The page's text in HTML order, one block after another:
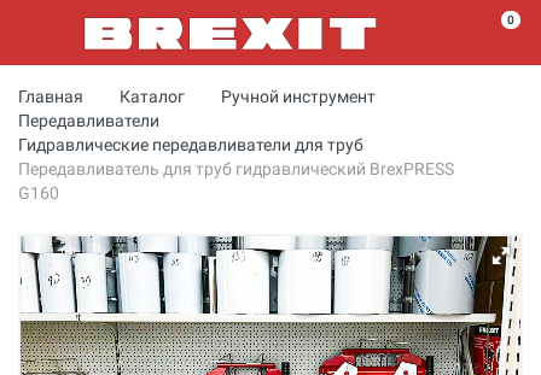
0
Главная Каталог
Ручной инструмент
Передавливатели
Гидравлические передавливатели для труб
Передавливатель для труб гидравлический BrexPRESS
G160